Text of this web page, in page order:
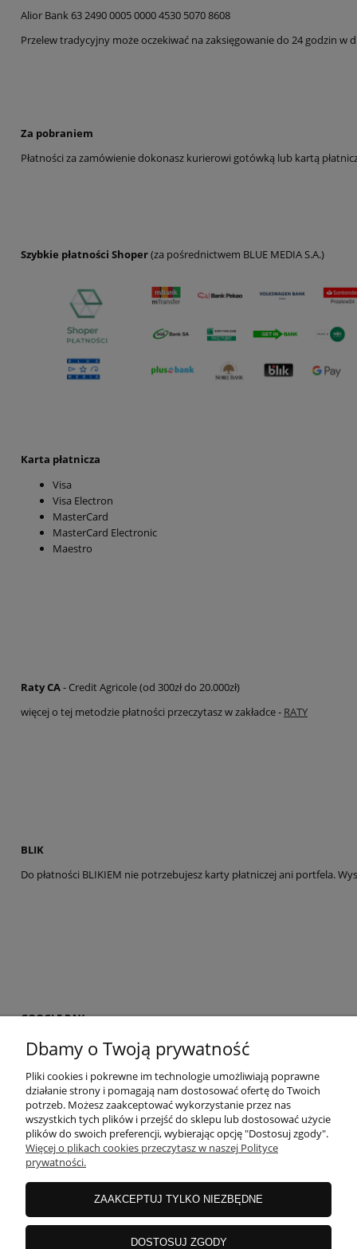
Alior Bank 63 2490 0005 0000 4530 5070 8608
Przelew tradycyjny może oczekiwać na zaksięgowanie do 24 godzin w
Za pobraniem
Płatności za zamówienie dokonasz kurierowi gotówką lub kartą
Szybkie płatności Shoper(za pośrednictwem BLUE MEDIA S.A.)
Karta płatnicza
Visa
Visa Electron
MasterCard
MasterCard Electronic
Maestro
Raty CA- Credit Agricole (od 300zł do 20.000zł)
więcej o tej metodzie płatności przeczytasz w zakładce - RATY
BLIK
Do płatności BLIKIEM nie potrzebujesz karty płatniczej ani portfela.
GOOGLE PAY
Google Pay to wygodna metoda płacenia telefonem lub
jedynie w momencie dodawania karty.
ZAKUPY
INFORMACJE
Dbamy o Twoją prywatność
Pliki cookies i pokrewne im technologie umożliwiają poprawne
działanie strony i pomagają nam dostosować ofertę do Twoich
potrzeb. Możesz zaakceptować wykorzystanie przez nas
wszystkich tych plików i przejść do sklepu lub dostosować użycie
plików do swoich preferencji, wybierając opcję "Dostosuj zgody".
Więcej o plikach cookies przeczytasz w naszej Polityce
prywatności.
ZAAKCEPTUJ TYLKO NIEZBĘDNE
DOSTOSUJ ZGODY